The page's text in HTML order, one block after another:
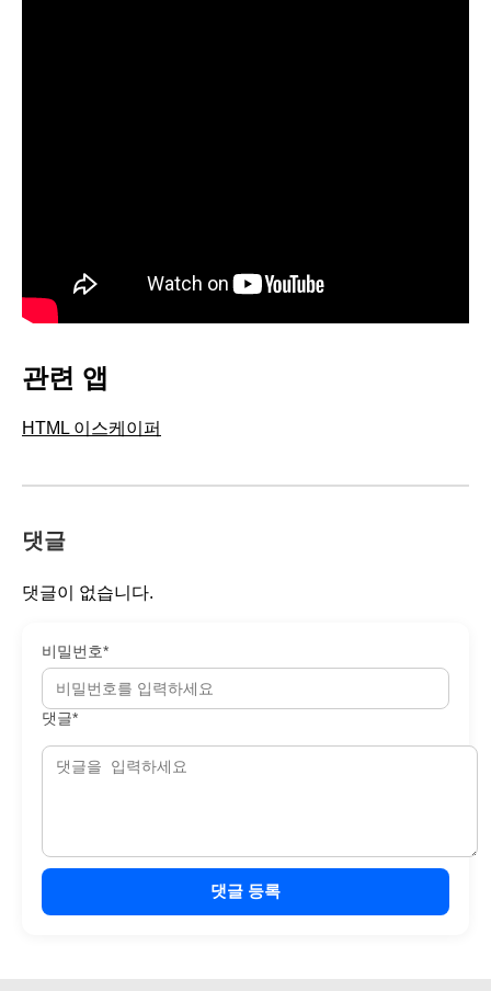
관련 앱
HTML 이스케이퍼
댓글
댓글이 없습니다.
비밀번호*
댓글*
댓글 등록